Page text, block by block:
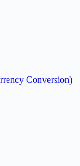
Conversion)